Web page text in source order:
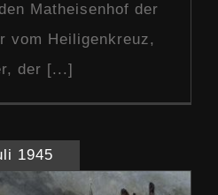
Matheisenhof der
vom Heiligenkreuz,
der [...]
1945